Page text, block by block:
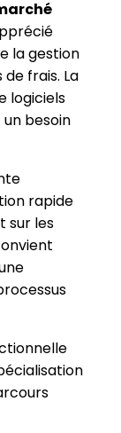
la gestion
frais. La
logiciels
besoin
rapide
sur les